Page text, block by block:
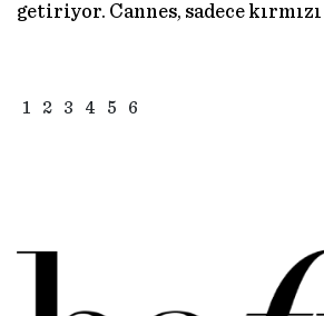
getiriyor. Cannes, sadece
mutlaka izlenmesi gereken ve yıl
1 2 3 4 5 6